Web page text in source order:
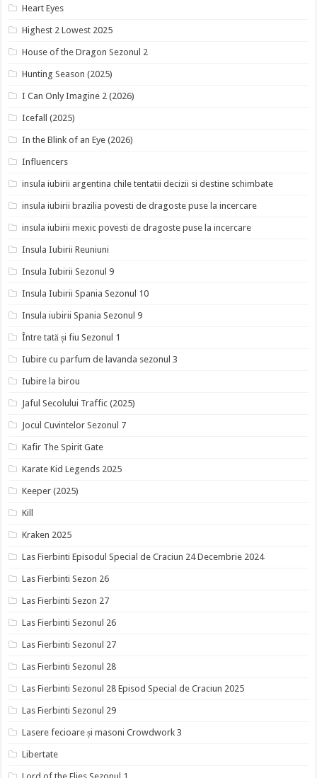
Heart Eyes
Highest 2 Lowest 2025
House of the Dragon Sezonul 2
Hunting Season (2025)
I Can Only Imagine 2 (2026)
Icefall (2025)
In the Blink of an Eye (2026)
Influencers
insula iubirii argentina chile tentatii decizii si destine schimbate
insula iubirii brazilia povesti de dragoste puse la incercare
insula iubirii mexic povesti de dragoste puse la incercare
Insula Iubirii Reuniuni
Insula Iubirii Sezonul 9
Insula Iubirii Spania Sezonul 10
Insula iubirii Spania Sezonul 9
Între tată și fiu Sezonul 1
Iubire cu parfum de lavanda sezonul 3
Iubire la birou
Jaful Secolului Traffic (2025)
Jocul Cuvintelor Sezonul 7
Kafir The Spirit Gate
Karate Kid Legends 2025
Keeper (2025)
Kill
Kraken 2025
Las Fierbinti Episodul Special de Craciun 24 Decembrie 2024
Las Fierbinti Sezon 26
Las Fierbinti Sezon 27
Las Fierbinti Sezonul 26
Las Fierbinti Sezonul 27
Las Fierbinti Sezonul 28
Las Fierbinti Sezonul 28 Episod Special de Craciun 2025
Las Fierbinti Sezonul 29
Lasere fecioare și masoni Crowdwork 3
Libertate